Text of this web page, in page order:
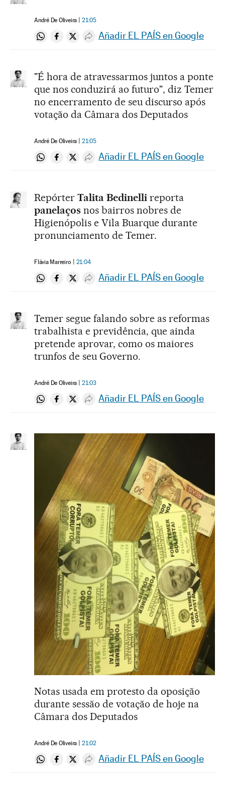
André De Oliveira 21:05
Compartir en Whatsapp
Compartir en Facebook
Compartir en Twitter
Desplegar Redes Sociales
Añadir EL PAÍS en Google
"É hora de atravessarmos juntos a ponte
que nos conduzirá ao futuro", diz Temer
no encerramento de seu discurso após
votação da Câmara dos Deputados
André De Oliveira 21:05
Compartir en Whatsapp
Compartir en Facebook
Compartir en Twitter
Desplegar Redes Sociales
Añadir EL PAÍS en Google
Repórter Talita Bedinelli reporta
panelaços nos bairros nobres de
Higienópolis e Vila Buarque durante
pronunciamento de Temer.
Flávia Marreiro 21:04
Compartir en Whatsapp
Compartir en Facebook
Compartir en Twitter
Desplegar Redes Sociales
Añadir EL PAÍS en Google
Temer segue falando sobre as reformas
trabalhista e previdência, que ainda
pretende aprovar, como os maiores
trunfos de seu Governo.
André De Oliveira 21:03
Compartir en Whatsapp
Compartir en Facebook
Compartir en Twitter
Desplegar Redes Sociales
Añadir EL PAÍS en Google
Notas usada em protesto da oposição
durante sessão de votação de hoje na
Câmara dos Deputados
André De Oliveira 21:02
Compartir en Whatsapp
Compartir en Facebook
Compartir en Twitter
Desplegar Redes Sociales
Añadir EL PAÍS en Google